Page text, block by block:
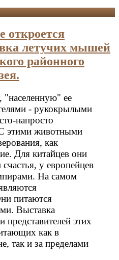
откроется
летучих мышей
районного
"населенную" ее
- рукокрылыми
напросто
этими животными
как
Для китайцев они
у европейцев
На самом
питаются
Выставка
представителей этих
как в
так и за пределами